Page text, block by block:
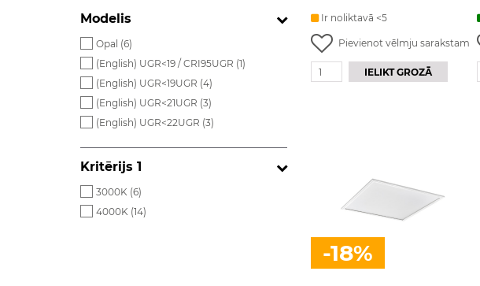
Modelis
Opal (6)
(English) UGR<19 / CRI95UGR (1)
(English) UGR<19UGR (4)
(English) UGR<21UGR (3)
(English) UGR<22UGR (3)
Kritērijs 1
3000K (6)
4000K (14)
Ir noliktavā <5
Pievienot vēlmju sarakstam
IELIKT GROZĀ
-18%